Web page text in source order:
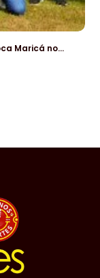
Maricá no…